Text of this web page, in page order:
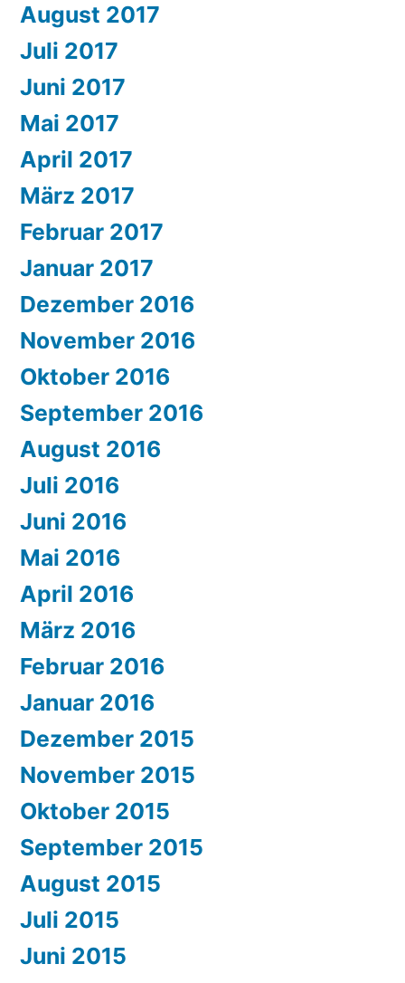
August 2017
Juli 2017
Juni 2017
Mai 2017
April 2017
März 2017
Februar 2017
Januar 2017
Dezember 2016
November 2016
Oktober 2016
September 2016
August 2016
Juli 2016
Juni 2016
Mai 2016
April 2016
März 2016
Februar 2016
Januar 2016
Dezember 2015
November 2015
Oktober 2015
September 2015
August 2015
Juli 2015
Juni 2015